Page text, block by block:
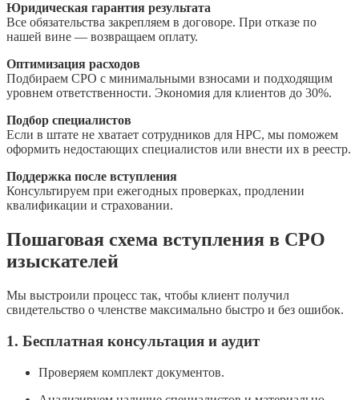
Юридическая гарантия результата
Все обязательства закрепляем в договоре. При отказе по
нашей вине — возвращаем оплату.
Оптимизация расходов
Подбираем СРО с минимальными взносами и подходящим
уровнем ответственности. Экономия для клиентов до 30%.
Подбор специалистов
Если в штате не хватает сотрудников для НРС, мы поможем
оформить недостающих специалистов или внести их в реестр.
Поддержка после вступления
Консультируем при ежегодных проверках, продлении
квалификации и страховании.
Пошаговая схема вступления в СРО
изыскателей
Мы выстроили процесс так, чтобы клиент получил
свидетельство о членстве максимально быстро и без ошибок.
1. Бесплатная консультация и аудит
Проверяем комплект документов.